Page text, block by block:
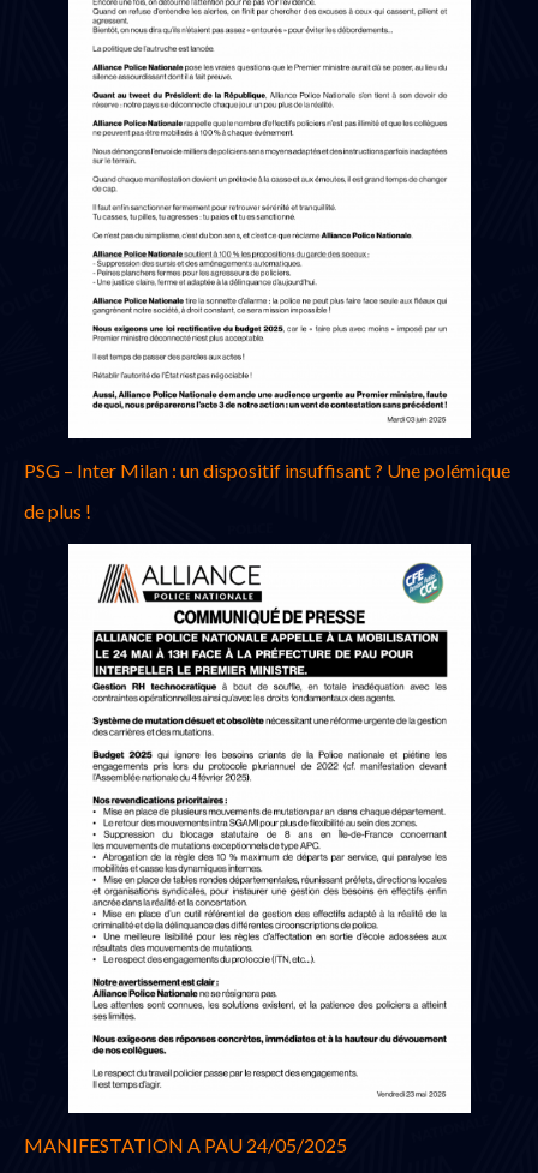
PSG – Inter Milan : un dispositif insuffisant ? Une polémique
de plus !
MANIFESTATION A PAU 24/05/2025